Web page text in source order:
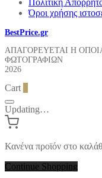
Πολιτική
Όροι χρήσης
BestPrice.gr
ΑΠΑΓΟΡΕΥΕΤΑΙ Η
ΦΩΤΟΓΡΑΦΙΩΝ
2026
Cart
Updating…
Κανένα προϊόν στο
Continue Shopping